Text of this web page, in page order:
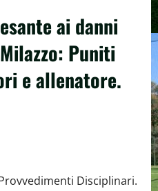
ai danni
Puniti
e allenatore.